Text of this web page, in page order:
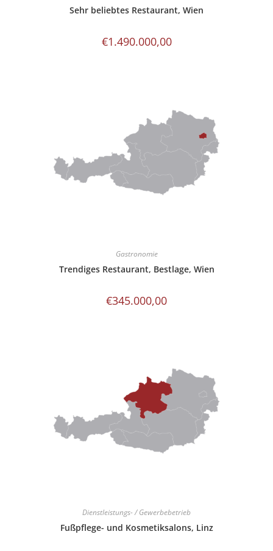
Sehr beliebtes Restaurant, Wien
€1.490.000,00
Gastronomie
Trendiges Restaurant, Bestlage, Wien
€345.000,00
Dienstleistungs- / Gewerbebetrieb
Fußpflege- und Kosmetiksalons, Linz